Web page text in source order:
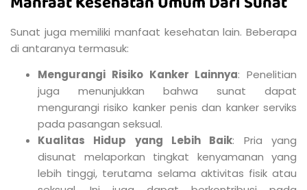
Sunat juga memiliki manfaat kesehatan lain. Beberapa
di antaranya termasuk:
Mengurangi Risiko Kanker Lainnya: Penelitian
juga menunjukkan bahwa sunat dapat
mengurangi risiko kanker penis dan kanker serviks
pada pasangan seksual.
Kualitas Hidup yang Lebih Baik: Pria yang
disunat melaporkan tingkat kenyamanan yang
lebih tinggi, terutama selama aktivitas fisik atau